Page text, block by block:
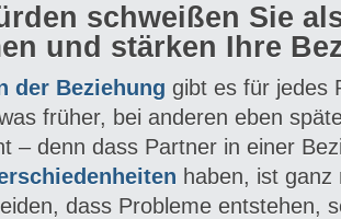
schweißen Sie
und stärken Ihre
der Beziehung gibt es für jedes
früher, bei anderen eben
– denn dass Partner in einer
haben, ist
dass Probleme entstehen,